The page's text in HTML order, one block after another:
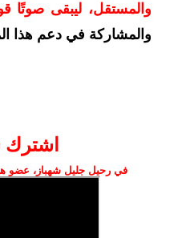
والمستقل، ليبقى صوتًا
والمشاركة في دعم هذا
اشترك
في رحيل جليل شهباز، عضو